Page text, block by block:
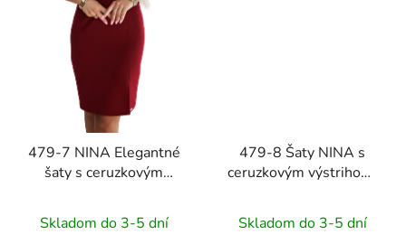
479-7 NINA Elegantné
šaty s ceruzkovým
opaskom - bordové
Skladom do 3-5 dní
479-8 Šaty NINA s
ceruzkovým výstrihom,
modrý kvetinový vzor
Skladom do 3-5 dní